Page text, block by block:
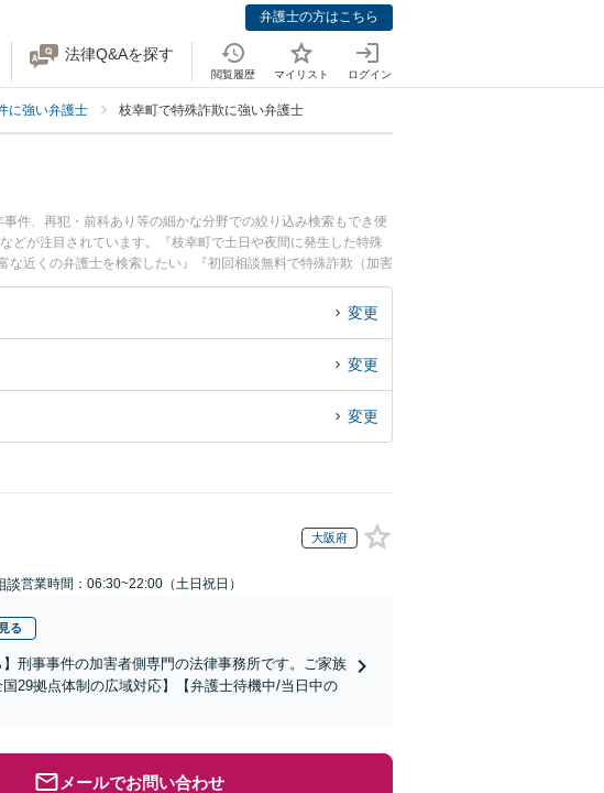
弁護士の方はこちら
法律Q&Aを探す
閲覧履歴 マイリスト ログイン
に強い弁護士 枝幸町で特殊詐欺に強い弁護士
件、再犯・前科あり等の細かな分野での絞り込み検索もでき便
どが注目されています。『枝幸町で土日や夜間に発生した特殊
近くの弁護士を検索したい』『初回相談無料で特殊詐欺（加害
変更
変更
変更
大阪府
談営業時間：06:30~22:00（土日祝日）
る
刑事事件の加害者側専門の法律事務所です。ご家族
29拠点体制の広域対応】【弁護士待機中/当日中の
メールでお問い合わせ